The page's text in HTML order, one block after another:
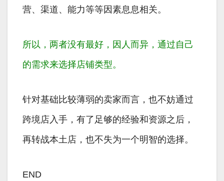
营、渠道、能力等等因素息息相关。
所以，两者没有最好，因人而异，通过自己
的需求来选择店铺类型。
针对基础比较薄弱的卖家而言，也不妨通过
跨境店入手，有了足够的经验和资源之后，
再转战本土店，也不失为一个明智的选择。
END